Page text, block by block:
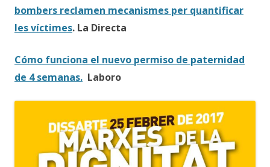
bombers reclamen mecanismes per quantificar
les víctimes. La Directa
Cómo funciona el nuevo permiso de paternidad
de 4 semanas. Laboro